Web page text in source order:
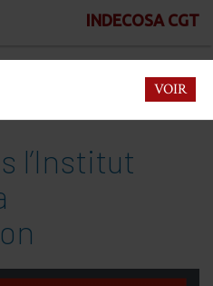
INDECOSA CGT
l’Institut
VOIR